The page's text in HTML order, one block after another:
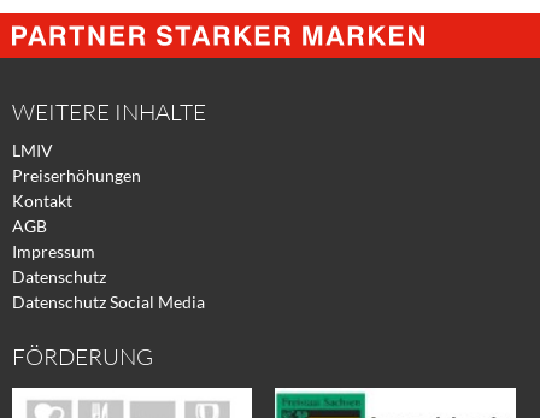
@
Facebook
@
Xing
@
Twitter
WEITERE INHALTE
LMIV
Preiserhöhungen
Kontakt
AGB
Impressum
Datenschutz
Datenschutz Social Media
FÖRDERUNG